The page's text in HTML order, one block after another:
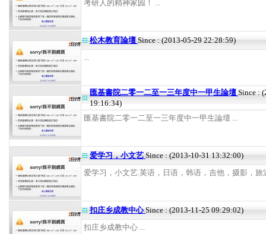
考研人的精神家园！ ...
松木教育論壇 Since : (2013-05-29 22:28:59)
...
匯基書院二零一二至一三年度中一甲生論壇Since :
19:16:34)
匯基書院二零一二至一三年度中一甲生論壇 ...
爱学习，小文艺 Since : (2013-10-31 13:32:00)
爱学习，小文艺.英语，日语，韩语，吉他，摄影，旅
扣庄乡成教中心Since : (2013-11-25 09:29:02)
扣庄乡成教中心 ...